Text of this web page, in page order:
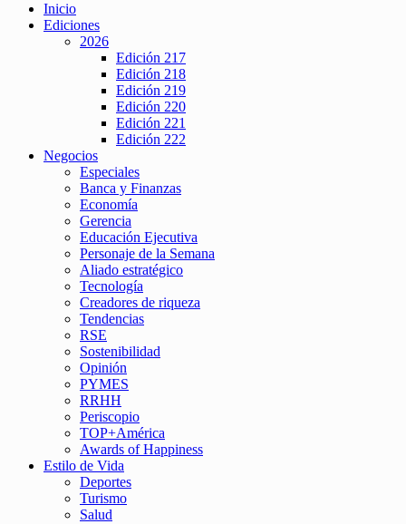
Inicio
Ediciones
2026
Edición 217
Edición 218
Edición 219
Edición 220
Edición 221
Edición 222
Negocios
Especiales
Banca y Finanzas
Economía
Gerencia
Educación Ejecutiva
Personaje de la Semana
Aliado estratégico
Tecnología
Creadores de riqueza
Tendencias
RSE
Sostenibilidad
Opinión
PYMES
RRHH
Periscopio
TOP+América
Awards of Happiness
Estilo de Vida
Deportes
Turismo
Salud